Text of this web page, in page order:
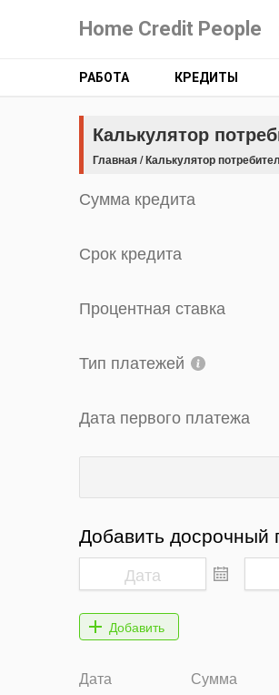
Home Credit People
РАБОТА КРЕДИТЫ
Калькулятор
Главная/Калькулятор
Сумма кредита
Срок кредита
Процентная ставка
Тип платежей
Дата первого платежа
Добавить досрочный
Дата Сумма